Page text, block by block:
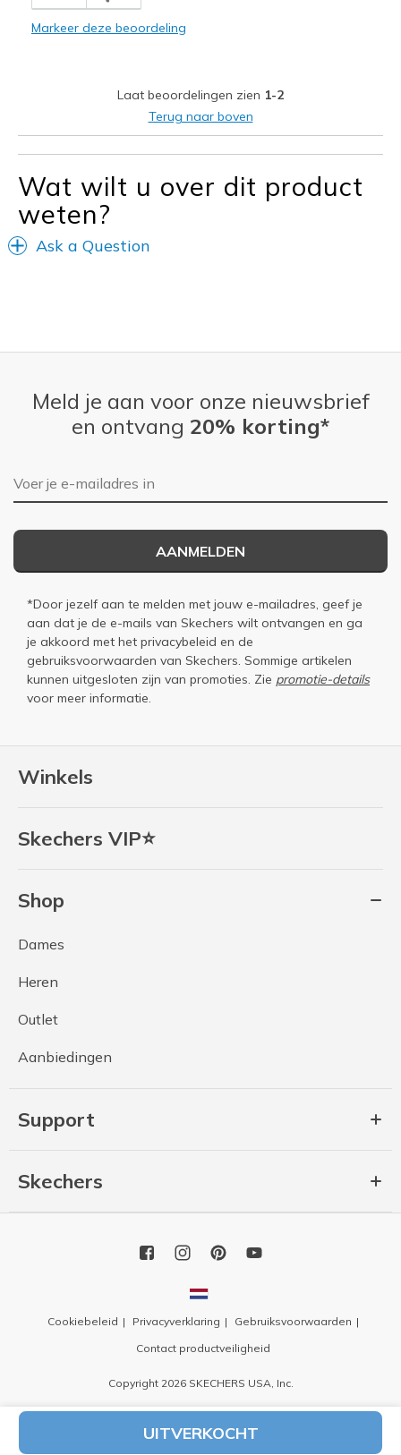
UITVERKOCHT
Width
Sizing
Feels true to size
Markeer deze beoordeling
Laat beoordelingen zien 1-2
Terug naar boven
Wat wilt u over dit product
weten?
Ask a Question
Winkels
Skechers VIP⭐
Shop
Dames
Heren
Outlet
Aanbiedingen
Support
Skechers
Meld je aan voor onze nieuwsbrief
en ontvang 20% korting*
E-mailadres
AANMELDEN
*Door jezelf aan te melden met jouw e-mailadres, geef je
aan dat je de e-mails van Skechers wilt ontvangen en ga
je akkoord met het privacybeleid en de
gebruiksvoorwaarden van Skechers. Sommige artikelen
kunnen uitgesloten zijn van promoties. Zie promotie-details
voor meer informatie.
Cookiebeleid Privacyverklaring
Gebruiksvoorwaarden
Contact productveiligheid
Copyright 2026 SKECHERS USA, Inc.